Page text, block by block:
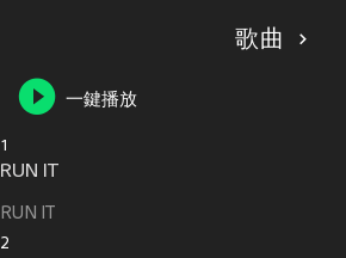
歌曲
一鍵播放
1
RUN IT
RUN IT
2